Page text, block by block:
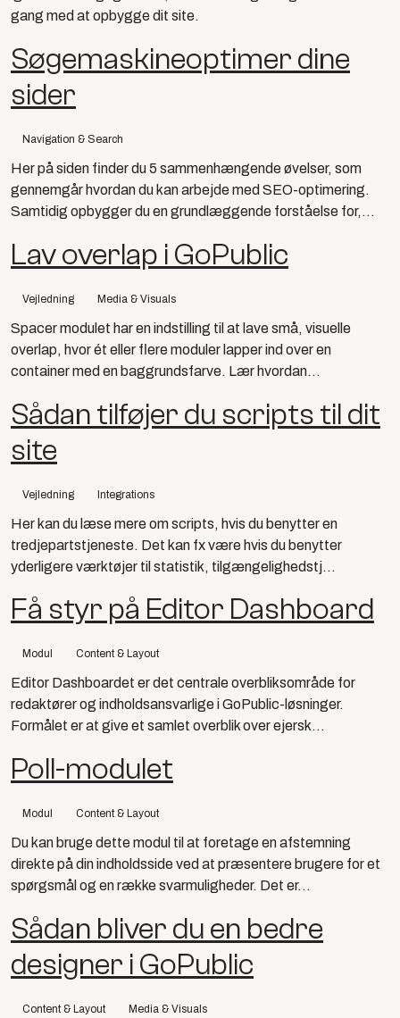
gang med at opbygge dit site.
Søgemaskineoptimer dine
sider
Navigation & Search
Her på siden finder du 5 sammenhængende øvelser, som
gennemgår hvordan du kan arbejde med SEO-optimering.
Samtidig opbygger du en grundlæggende forståelse for,...
Lav overlap i GoPublic
Vejledning Media & Visuals
Spacer modulet har en indstilling til at lave små, visuelle
overlap, hvor ét eller flere moduler lapper ind over en
container med en baggrundsfarve. Lær hvordan...
Sådan tilføjer du scripts til dit
site
Vejledning Integrations
Her kan du læse mere om scripts, hvis du benytter en
tredjepartstjeneste. Det kan fx være hvis du benytter
yderligere værktøjer til statistik, tilgængelighedstj...
Få styr på Editor Dashboard
Modul Content & Layout
Editor Dashboardet er det centrale overbliksområde for
redaktører og indholdsansvarlige i GoPublic-løsninger.
Formålet er at give et samlet overblik over ejersk...
Poll-modulet
Modul Content & Layout
Du kan bruge dette modul til at foretage en afstemning
direkte på din indholdsside ved at præsentere brugere for et
spørgsmål og en række svarmuligheder. Det er...
Sådan bliver du en bedre
designer i GoPublic
Content & Layout Media & Visuals